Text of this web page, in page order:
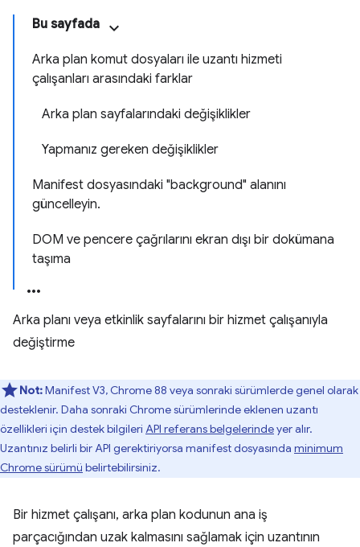
Bu sayfada
Arka plan komut dosyaları ile uzantı hizmeti
çalışanları arasındaki farklar
Arka plan sayfalarındaki değişiklikler
Yapmanız gereken değişiklikler
Manifest dosyasındaki "background" alanını
güncelleyin.
DOM ve pencere çağrılarını ekran dışı bir dokümana
taşıma
Arka planı veya etkinlik sayfalarını bir hizmet çalışanıyla
değiştirme
Not:Manifest V3, Chrome 88 veya sonraki sürümlerde genel olarak
desteklenir. Daha sonraki Chrome sürümlerinde eklenen uzantı
özellikleri için destek bilgileri API referans belgelerindeyer alır.
Uzantınız belirli bir API gerektiriyorsa manifest dosyasında minimum
Chrome sürümü belirtebilirsiniz.
Bir hizmet çalışanı, arka plan kodunun ana iş
parçacığından uzak kalmasını sağlamak için uzantının